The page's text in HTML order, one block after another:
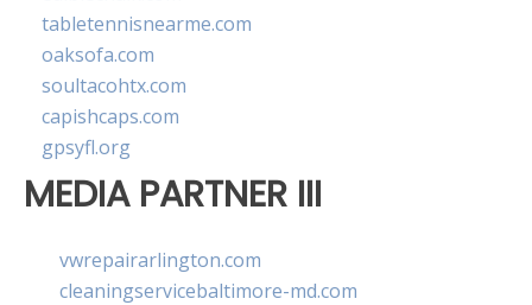
tabletennisnearme.com
oaksofa.com
soultacohtx.com
capishcaps.com
gpsyfl.org
MEDIA PARTNER III
vwrepairarlington.com
cleaningservicebaltimore-md.com